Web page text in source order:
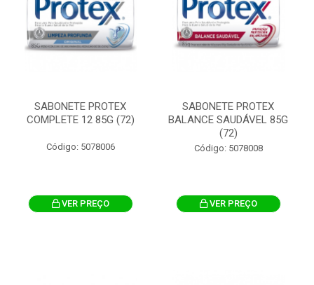
SABONETE PROTEX
COMPLETE 12 85G (72)
Código: 5078006
VER PREÇO
SABONETE PROTEX
BALANCE SAUDÁVEL 85G
(72)
Código: 5078008
VER PREÇO